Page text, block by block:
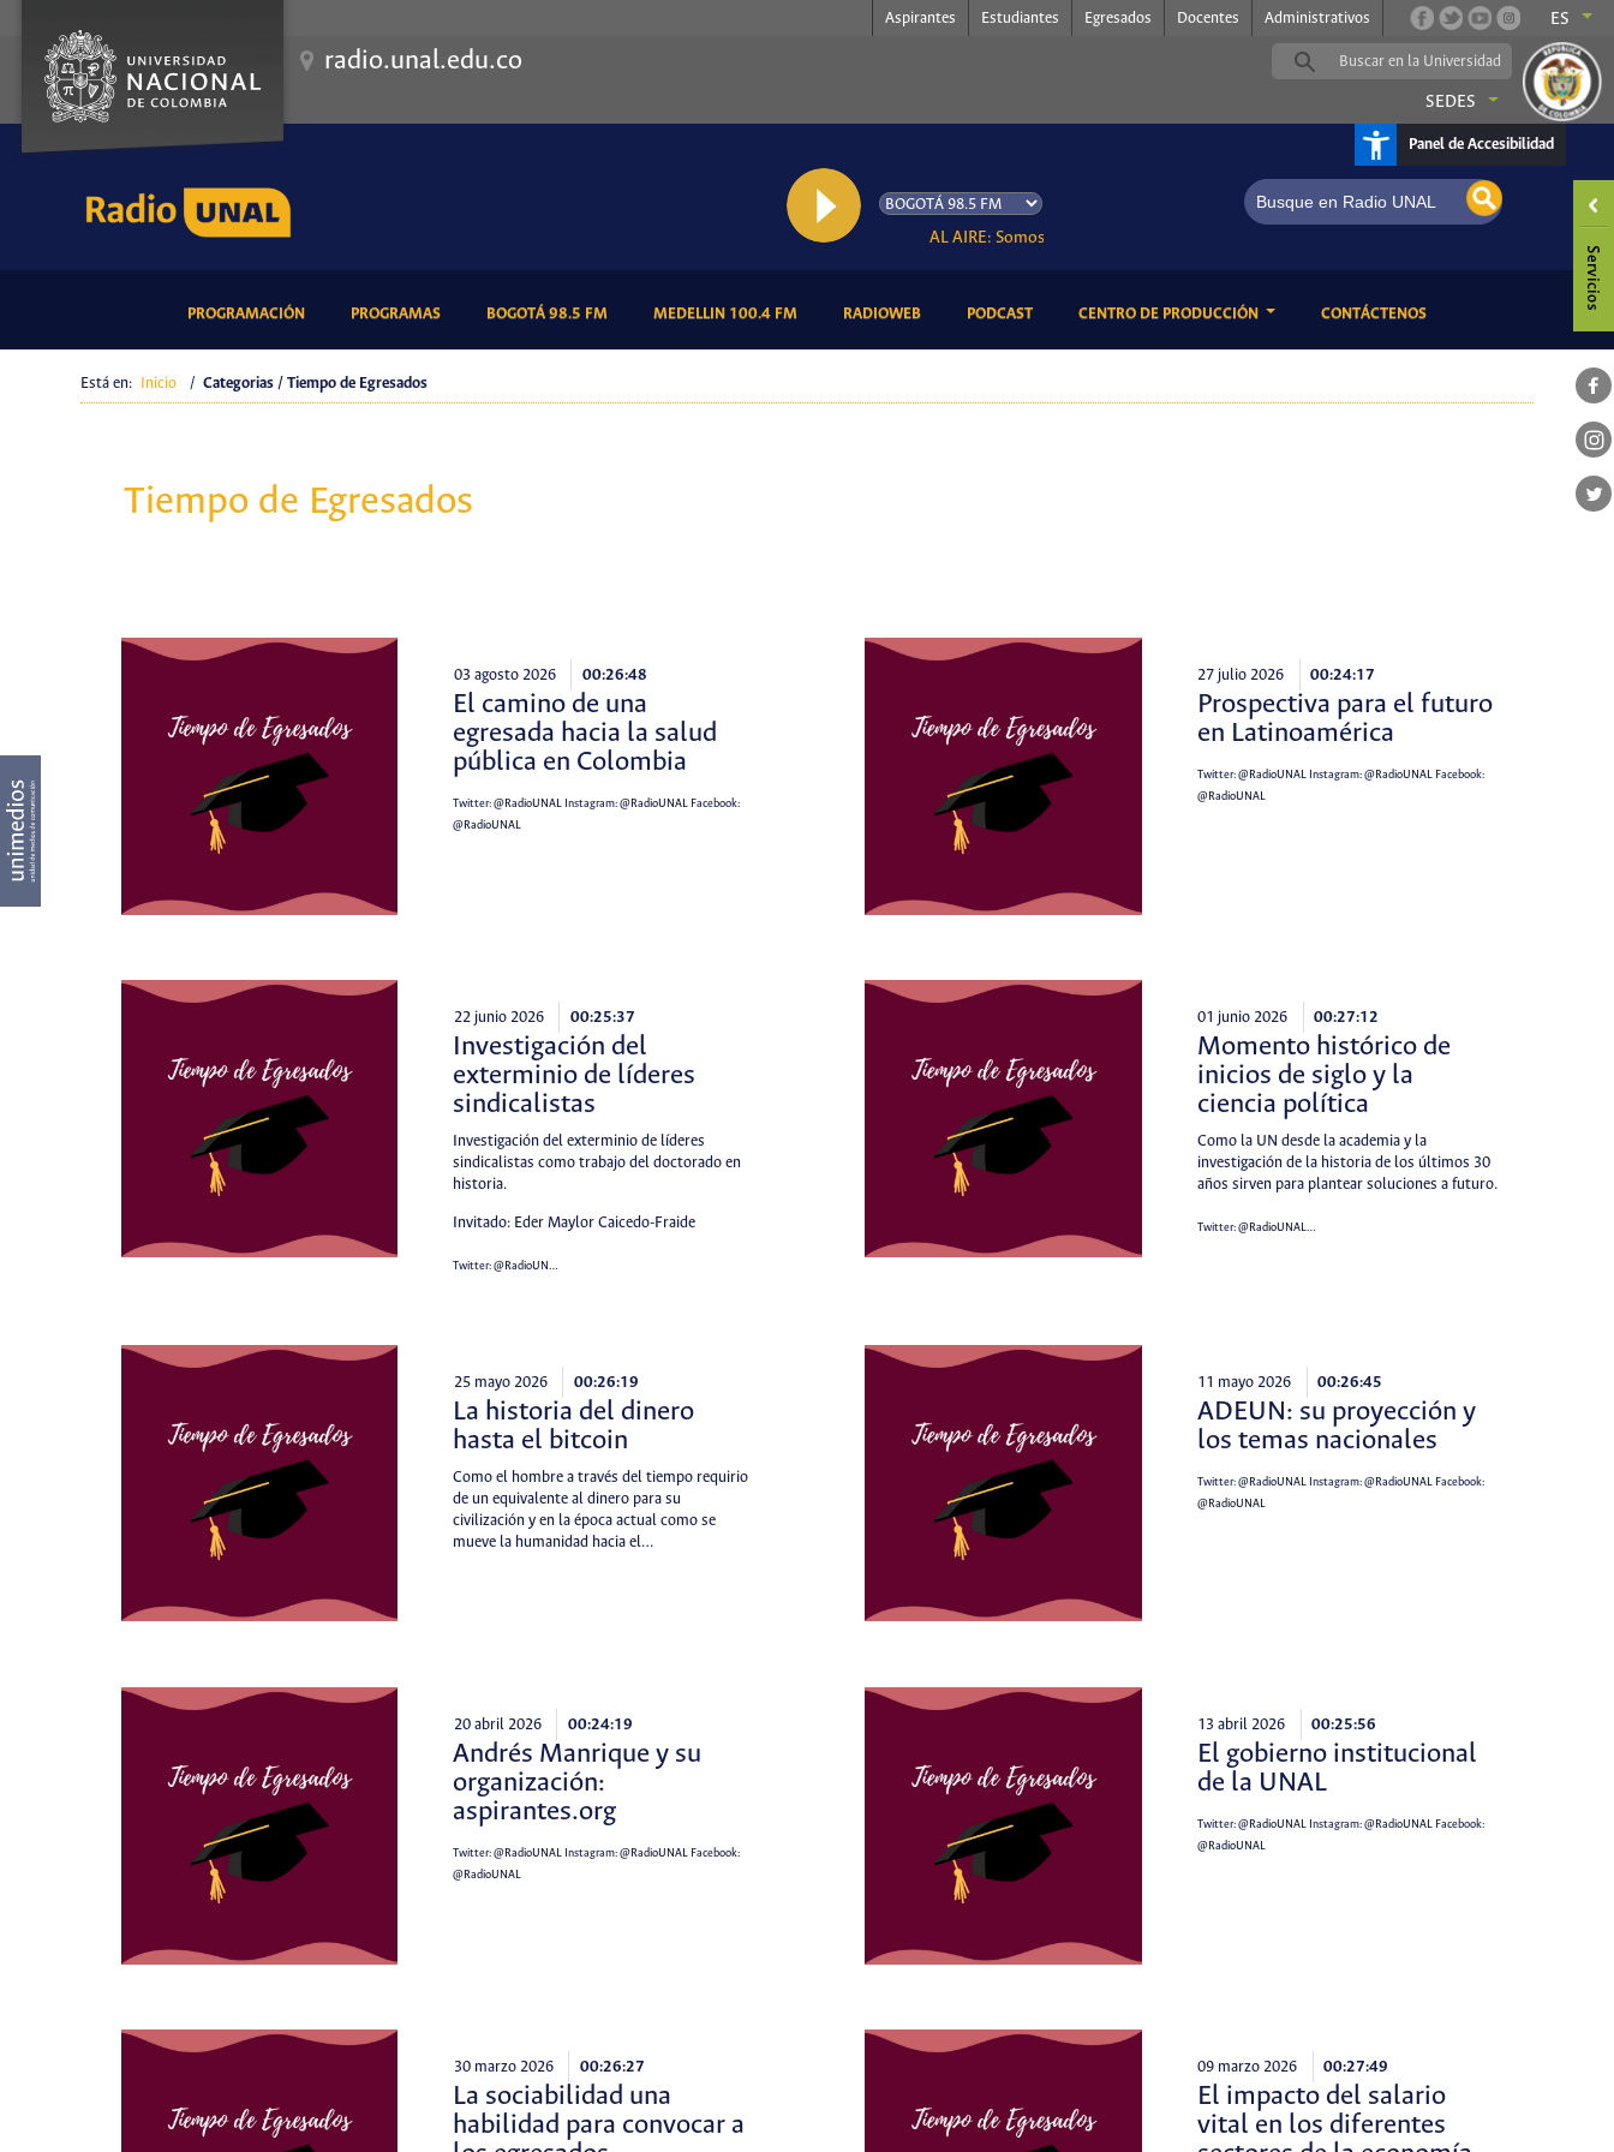
Aspirantes Estudiantes Egresados Docentes Administrativos ES
radio.unal.edu.co
SEDES
Panel de Accesibilidad
AL AIRE: Somos Radio UNAL, somos música
PROGRAMACIÓN(CURRENT)PROGRAMAS(CURRENT)BOGOTÁ 98.5 FM(CURRENT)MEDELLIN 100.4 FM(CURRENT)RADIOWEB(CURRENT)PODCAST(CURRENT)CENTRO DE PRODUCCIÓN CONTÁCTENOS(CURRENT)
Está en: Inicio / Categorias / Tiempo de Egresados
Tiempo de Egresados
03 agosto 2026 00:26:48
El camino de una
egresada hacia la salud
pública en Colombia
Twitter:@RadioUNAL Instagram:@RadioUNAL Facebook:
@RadioUNAL
27 julio 2026 00:24:17
Prospectiva para el futuro
en Latinoamérica
Twitter:@RadioUNALInstagram:@RadioUNALFacebook:
@RadioUNAL
22 junio 2026 00:25:37
Investigación del
exterminio de líderes
sindicalistas
Investigación del exterminio de líderes
sindicalistas como trabajo del doctorado en
historia.
Invitado: Eder Maylor Caicedo-Fraide
Twitter:@RadioUN…
01 junio 2026 00:27:12
Momento histórico de
inicios de siglo y la
ciencia política
Como la UN desde la academia y la
investigación de la historia de los últimos 30
años sirven para plantear soluciones a futuro.
Twitter:@RadioUNAL…
25 mayo 2026 00:26:19
La historia del dinero
hasta el bitcoin
Como el hombre a través del tiempo requirio
de un equivalente al dinero para su
civilización y en la época actual como se
mueve la humanidad hacia el…
11 mayo 2026 00:26:45
ADEUN: su proyección y
los temas nacionales
Twitter:@RadioUNALInstagram:@RadioUNALFacebook:
@RadioUNAL
20 abril 2026 00:24:19
Andrés Manrique y su
organización:
aspirantes.org
Twitter:@RadioUNAL Instagram:@RadioUNAL Facebook:
@RadioUNAL
13 abril 2026 00:25:56
El gobierno institucional
de la UNAL
Twitter:@RadioUNALInstagram:@RadioUNALFacebook:
@RadioUNAL
30 marzo 2026 00:26:27
La sociabilidad una
habilidad para convocar a
09 marzo 2026 00:27:49
El impacto del salario
vital en los diferentes